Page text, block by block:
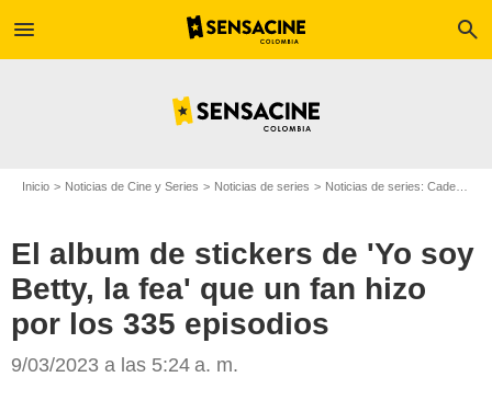
menu search
Inicio Noticias de Cine y Series Noticias de series Noticias de series: Cadenas
El album de stickers de 'Yo soy
Betty, la fea' que un fan hizo
por los 335 episodios
9/03/2023 a las 5:24 a. m.